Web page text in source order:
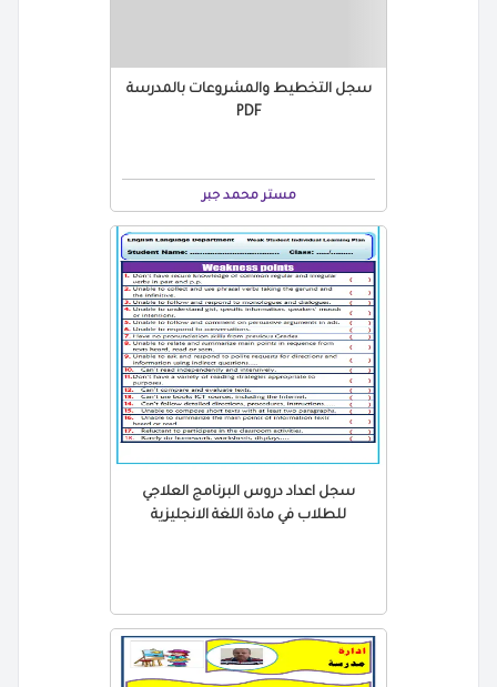
سجل التخطيط والمشروعات بالمدرسة
PDF
مستر محمد جبر
سجل اعداد دروس البرنامج العلاجي
للطلاب في مادة اللغة الانجليزية